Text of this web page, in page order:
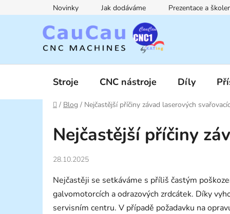
na
Novinky Jak dodáváme Prezentace a
Stroje CNC nástroje Díly
Domů
/ Blog / Nejčastější příčiny závad laserových
Nejčastější příčiny
28.10.2025
Nejčastěji se setkáváme s příliš častým
galvomotorcích a odrazových zrdcátek. Díky
servisním centru. V případě požadavku na